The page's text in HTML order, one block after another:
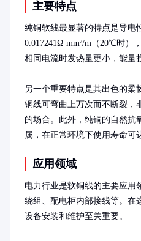
主要特点
纯铜软线最显著的特点是导电
0.017241Ω·mm²/m（20℃时）
相同电流时发热量更小，能量
另一个重要特点是其出色的柔
铜线可弯曲上万次而不断裂，
的场合。此外，纯铜的自然抗
属，在正常环境下使用寿命可
应用领域
电力行业是软铜线的主要应用
绕组、配电柜内部接线等。在
设备安装和维护至关重要。